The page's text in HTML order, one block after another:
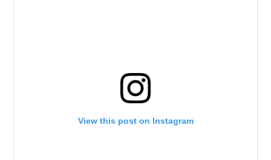
View this post on Instagram